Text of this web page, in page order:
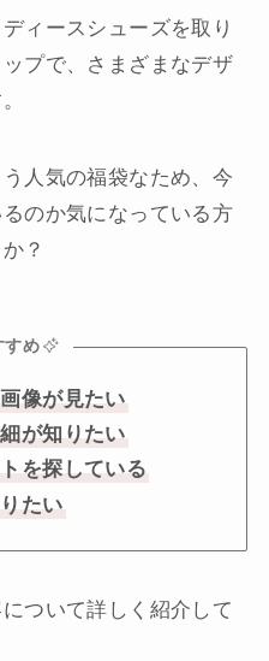
ィースシューズを取り
プで、さまざまなデザ
人気の福袋なため、今
のか気になっている方
？
すめ
像が見たい
が知りたい
を探している
たい
ついて詳しく紹介して